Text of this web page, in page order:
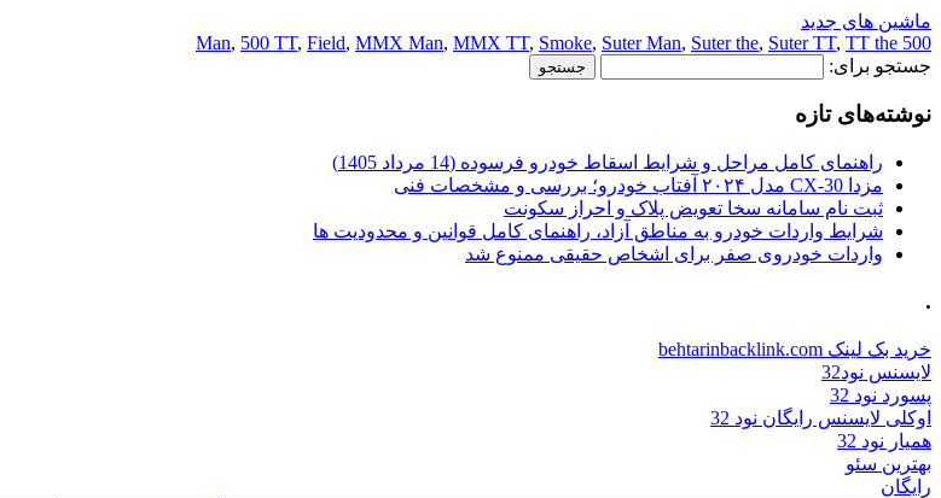
ماشین های جدید
500 Man
, 500 TT, Field, MMX Man, MMX TT, Smoke, Suter Man, Suter the, Suter TT, TT the
جستجو برای:
نوشته‌های تازه
راهنمای کامل مراحل و شرایط اسقاط خودرو فرسوده (14 مرداد 1405)
مزدا CX-30 مدل ۲۰۲۴ آفتاب خودرو؛ بررسی و مشخصات فنی
ثبت نام سامانه سخا تعویض پلاک و احراز سکونت
شرایط واردات خودرو به مناطق آزاد، راهنمای کامل قوانین و محدودیت ها
واردات خودروی صفر برای اشخاص حقیقی ممنوع شد
.
خرید بک لینک behtarinbacklink.com
لایسنس نود32
پسورد نود 32
اوکلی لایسنس رایگان نود 32
همیار نود 32
بهترین سئو
رایگان